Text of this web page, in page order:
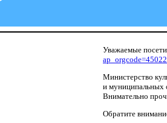
Уважаемые
Министерство
и муниципальных
Внимательно
Обратите